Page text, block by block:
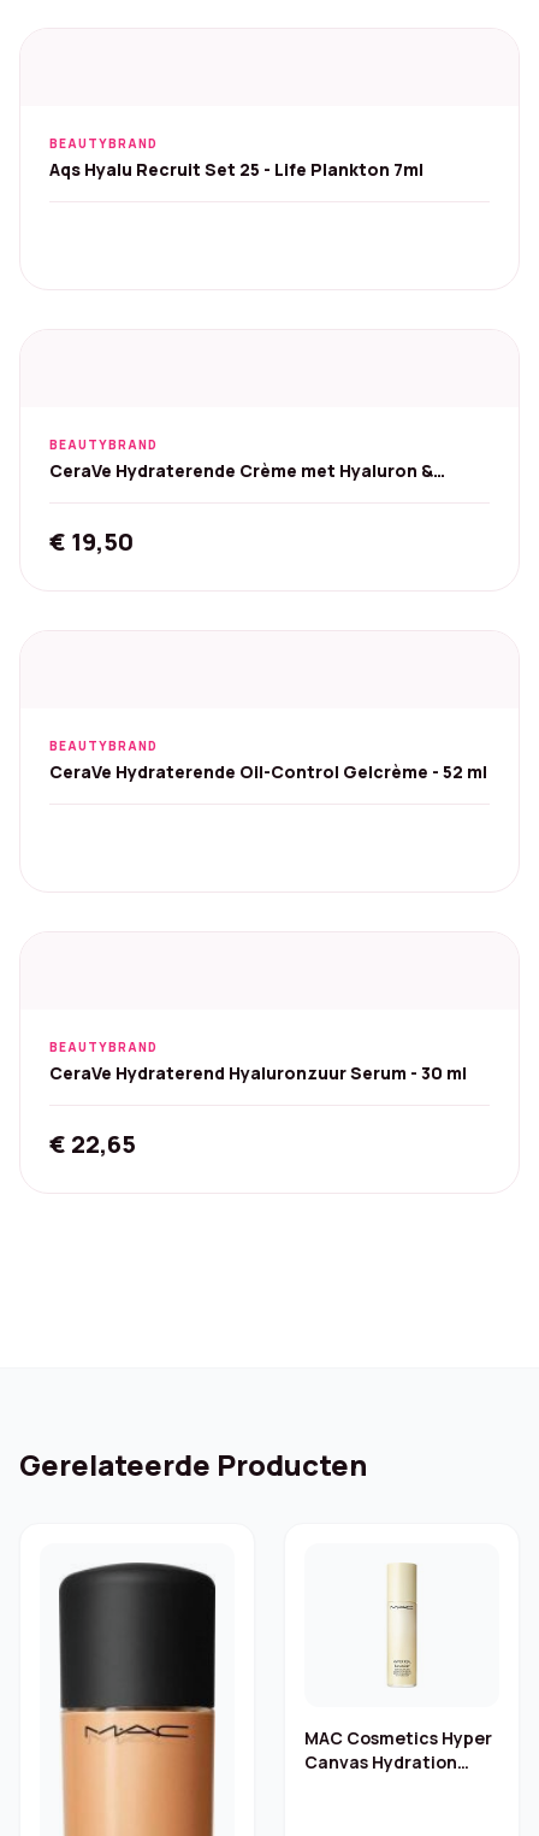
BEAUTYBRAND
Aqs Hyalu Recruit Set 25 - Life Plankton 7ml
BEAUTYBRAND
CeraVe Hydraterende Crème met Hyaluron &
€ 19,50
BEAUTYBRAND
CeraVe Hydraterende Oil-Control Gelcrème - 52 ml
BEAUTYBRAND
CeraVe Hydraterend Hyaluronzuur Serum - 30 ml
€ 22,65
Gerelateerde Producten
MAC Cosmetics Hyper
Canvas Hydration